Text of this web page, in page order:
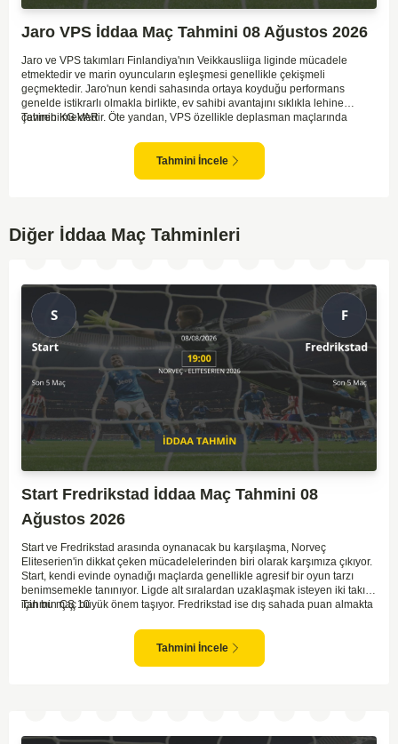
Jaro VPS İddaa Maç Tahmini 08 Ağustos 2026
Jaro ve VPS takımları Finlandiya'nın Veikkausliiga liginde mücadele
etmektedir ve marin oyuncuların eşleşmesi genellikle çekişmeli
geçmektedir. Jaro'nun kendi sahasında ortaya koyduğu performans
genelde istikrarlı olmakla birlikte, ev sahibi avantajını sıklıkla lehine
çevirebilmektedir. Öte yandan, VPS özellikle deplasman maçlarında
anlar yakalayabilmektedir. İki takım arasındaki tarihsel rekabet dikkate
alındığında, maçın dengede geçmesi olasıdır ve her iki tarafın da gol
şansı bulunmaktadır. Özellikle Jaro'nun savunma zaafları ve VPS'nin hızlı
Tahmin KG VAR
Tahmini İncele
Diğer İddaa Maç Tahminleri
Start Fredrikstad İddaa Maç Tahmini 08
Ağustos 2026
Start ve Fredrikstad arasında oynanacak bu karşılaşma, Norveç
Eliteserien'in dikkat çeken mücadelelerinden biri olarak karşımıza çıkıyor.
Start, kendi evinde oynadığı maçlarda genellikle agresif bir oyun tarzı
benimsemekle tanınıyor. Ligde alt sıralardan uzaklaşmak isteyen iki takım
için bu maç büyük önem taşıyor. Fredrikstad ise dış sahada puan almakta
mücadelede zorluk çıkartabilir. Maçın temposunun yüksek olacağını ve
her iki takımın da sonuca gitmeye odaklanacağını düşünüyorum.
Tahmin ÇŞ 10
Tahmini İncele